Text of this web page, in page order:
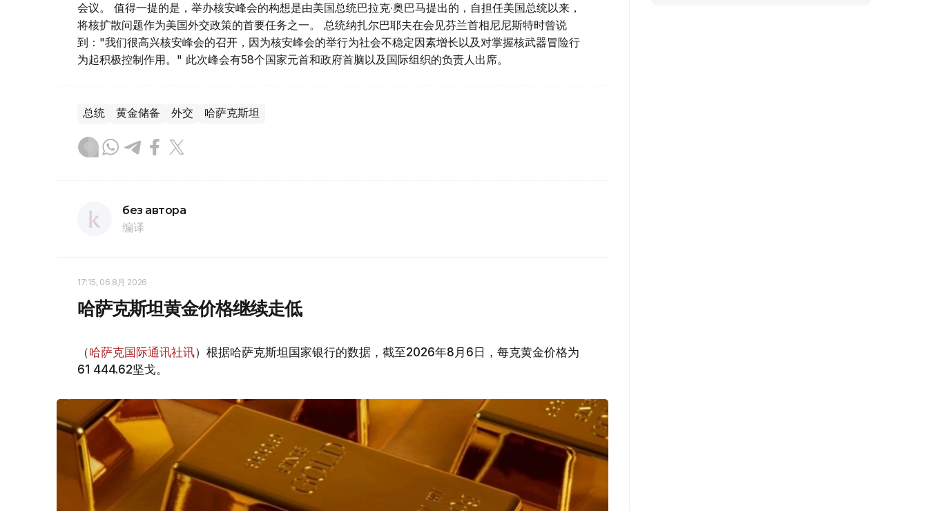
会议。 值得一提的是，举办核安峰会的构想是由美国总统巴拉克∙奥巴马提出的，自担任美国总统以来，
将核扩散问题作为美国外交政策的首要任务之一。 总统纳扎尔巴耶夫在会见芬兰首相尼尼斯特时曾说
到："我们很高兴核安峰会的召开，因为核安峰会的举行为社会不稳定因素增长以及对掌握核武器冒险行
为起积极控制作用。" 此次峰会有58个国家元首和政府首脑以及国际组织的负责人出席。
总统 黄金储备 外交 哈萨克斯坦
без автора
编译
17:15, 06 8月 2026
哈萨克斯坦黄金价格继续走低
（哈萨克国际通讯社讯）根据哈萨克斯坦国家银行的数据，截至2026年8月6日，每克黄金价格为
61 444.62坚戈。